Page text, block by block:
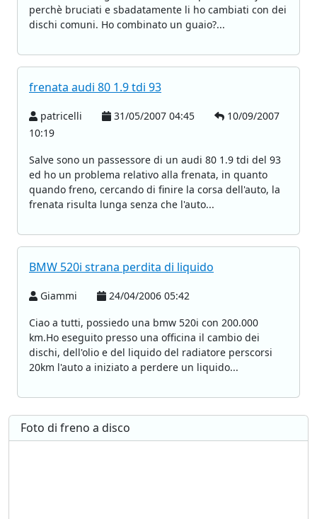
perchè bruciati e sbadatamente li ho cambiati con dei
dischi comuni. Ho combinato un guaio?...
frenata audi 80 1.9 tdi 93
patricelli 31/05/2007 04:45
10/09/2007
10:19
Salve sono un passessore di un audi 80 1.9 tdi del 93
ed ho un problema relativo alla frenata, in quanto
quando freno, cercando di finire la corsa dell'auto, la
frenata risulta lunga senza che l'auto...
BMW 520i strana perdita di liquido
Giammi
24/04/2006 05:42
Ciao a tutti, possiedo una bmw 520i con 200.000
km.Ho eseguito presso una officina il cambio dei
dischi, dell'olio e del liquido del radiatore perscorsi
20km l'auto a iniziato a perdere un liquido...
Foto di freno a disco